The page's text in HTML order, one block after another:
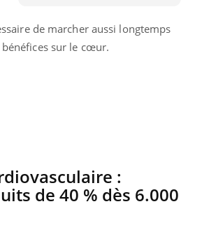
de marcher aussi longtemps
sur le cœur.
:
de 40 % dès 6.000